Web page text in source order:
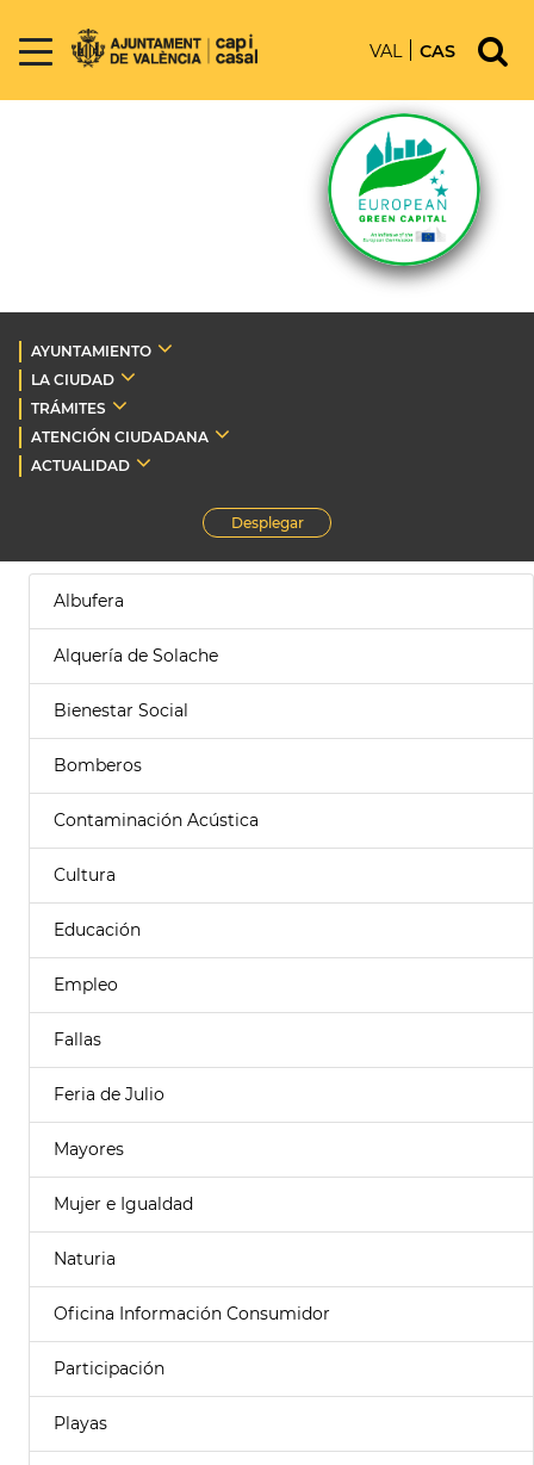
VAL CAS
AYUNTAMIENTO
LA CIUDAD
TRÁMITES
ATENCIÓN CIUDADANA
ACTUALIDAD
Desplegar
Albufera
Alquería de Solache
Bienestar Social
Bomberos
Contaminación Acústica
Cultura
Educación
Empleo
Fallas
Feria de Julio
Mayores
Mujer e Igualdad
Naturia
Oficina Información Consumidor
Participación
Playas